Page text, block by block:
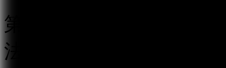
第五条 跟帖评论服务提
法履行以下义务：